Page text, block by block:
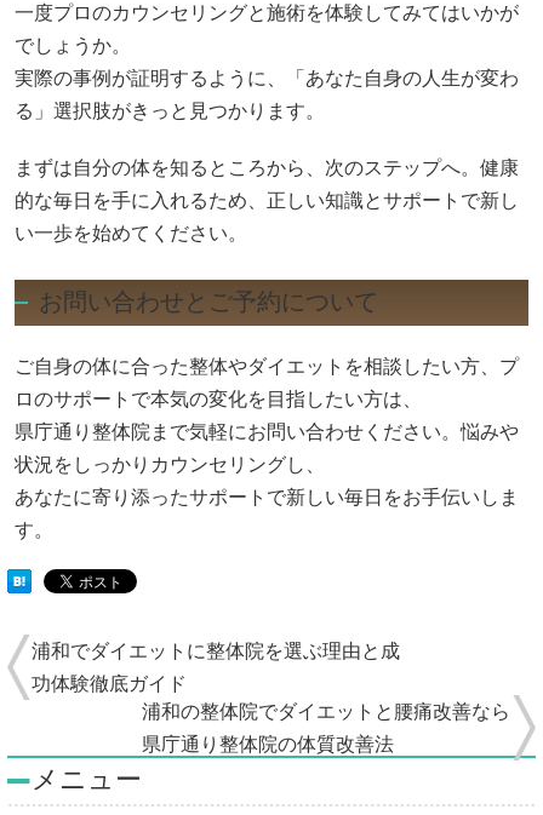
一度プロのカウンセリングと施術を体験してみてはいかが
でしょうか。
実際の事例が証明するように、「あなた自身の人生が変わ
る」選択肢がきっと見つかります。
まずは自分の体を知るところから、次のステップへ。健康
的な毎日を手に入れるため、正しい知識とサポートで新し
い一歩を始めてください。
お問い合わせとご予約について
ご自身の体に合った整体やダイエットを相談したい方、プ
ロのサポートで本気の変化を目指したい方は、
県庁通り整体院まで気軽にお問い合わせください。悩みや
状況をしっかりカウンセリングし、
あなたに寄り添ったサポートで新しい毎日をお手伝いしま
す。
浦和でダイエットに整体院を選ぶ理由と成
功体験徹底ガイド
浦和の整体院でダイエットと腰痛改善なら
県庁通り整体院の体質改善法
メニュー